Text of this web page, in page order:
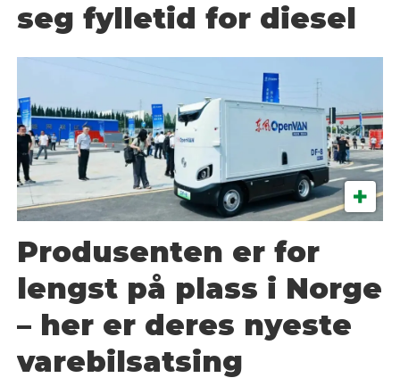
seg fylletid for diesel
Produsenten er for
lengst på plass i Norge
– her er deres nyeste
varebilsatsing